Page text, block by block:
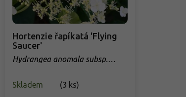
Hortenzie řapíkatá 'Flying
Saucer'
Hydrangea anomala subsp.
Skladem
(3 ks)